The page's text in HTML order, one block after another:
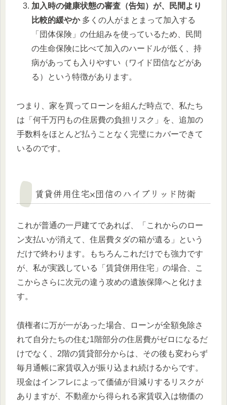
加入時の健康状態の審査（告知）が、民間より
比較的緩やか多くの人がまとまって加入する
「団体保険」の仕組みを使っているため、民間
の生命保険に比べて加入のハードルが低く、持
病があっても入りやすい（ワイド団信などがあ
る）という特徴があります。
つまり、家を買ってローンを組んだ時点で、私たち
は「何千万円もの住居費の負担リスク」を、追加の
手数料をほとんど払うことなく完璧にカバーできて
いるのです。
賃貸併用住宅×団信のハイブリッド防衛
これが普通の一戸建てであれば、「これからのロー
ン支払いが消えて、住居費タダの箱が遺る」という
だけで終わります。もちろんこれだけでも強力です
が、私が実践している「賃貸併用住宅」の場合、こ
こからさらに次元の違う攻めの遺族保障へと化けま
す。
債権者に万が一があった場合、ローンが全額免除さ
れて自分たちの住む1階部分の住居費がゼロになるだ
けでなく、2階の賃貸部分からは、その後も変わらず
毎月通帳に家賃収入が振り込まれ続けるからです。
現金はインフレによって価値が目減りするリスクが
ありますが、不動産から得られる家賃収入は物価の